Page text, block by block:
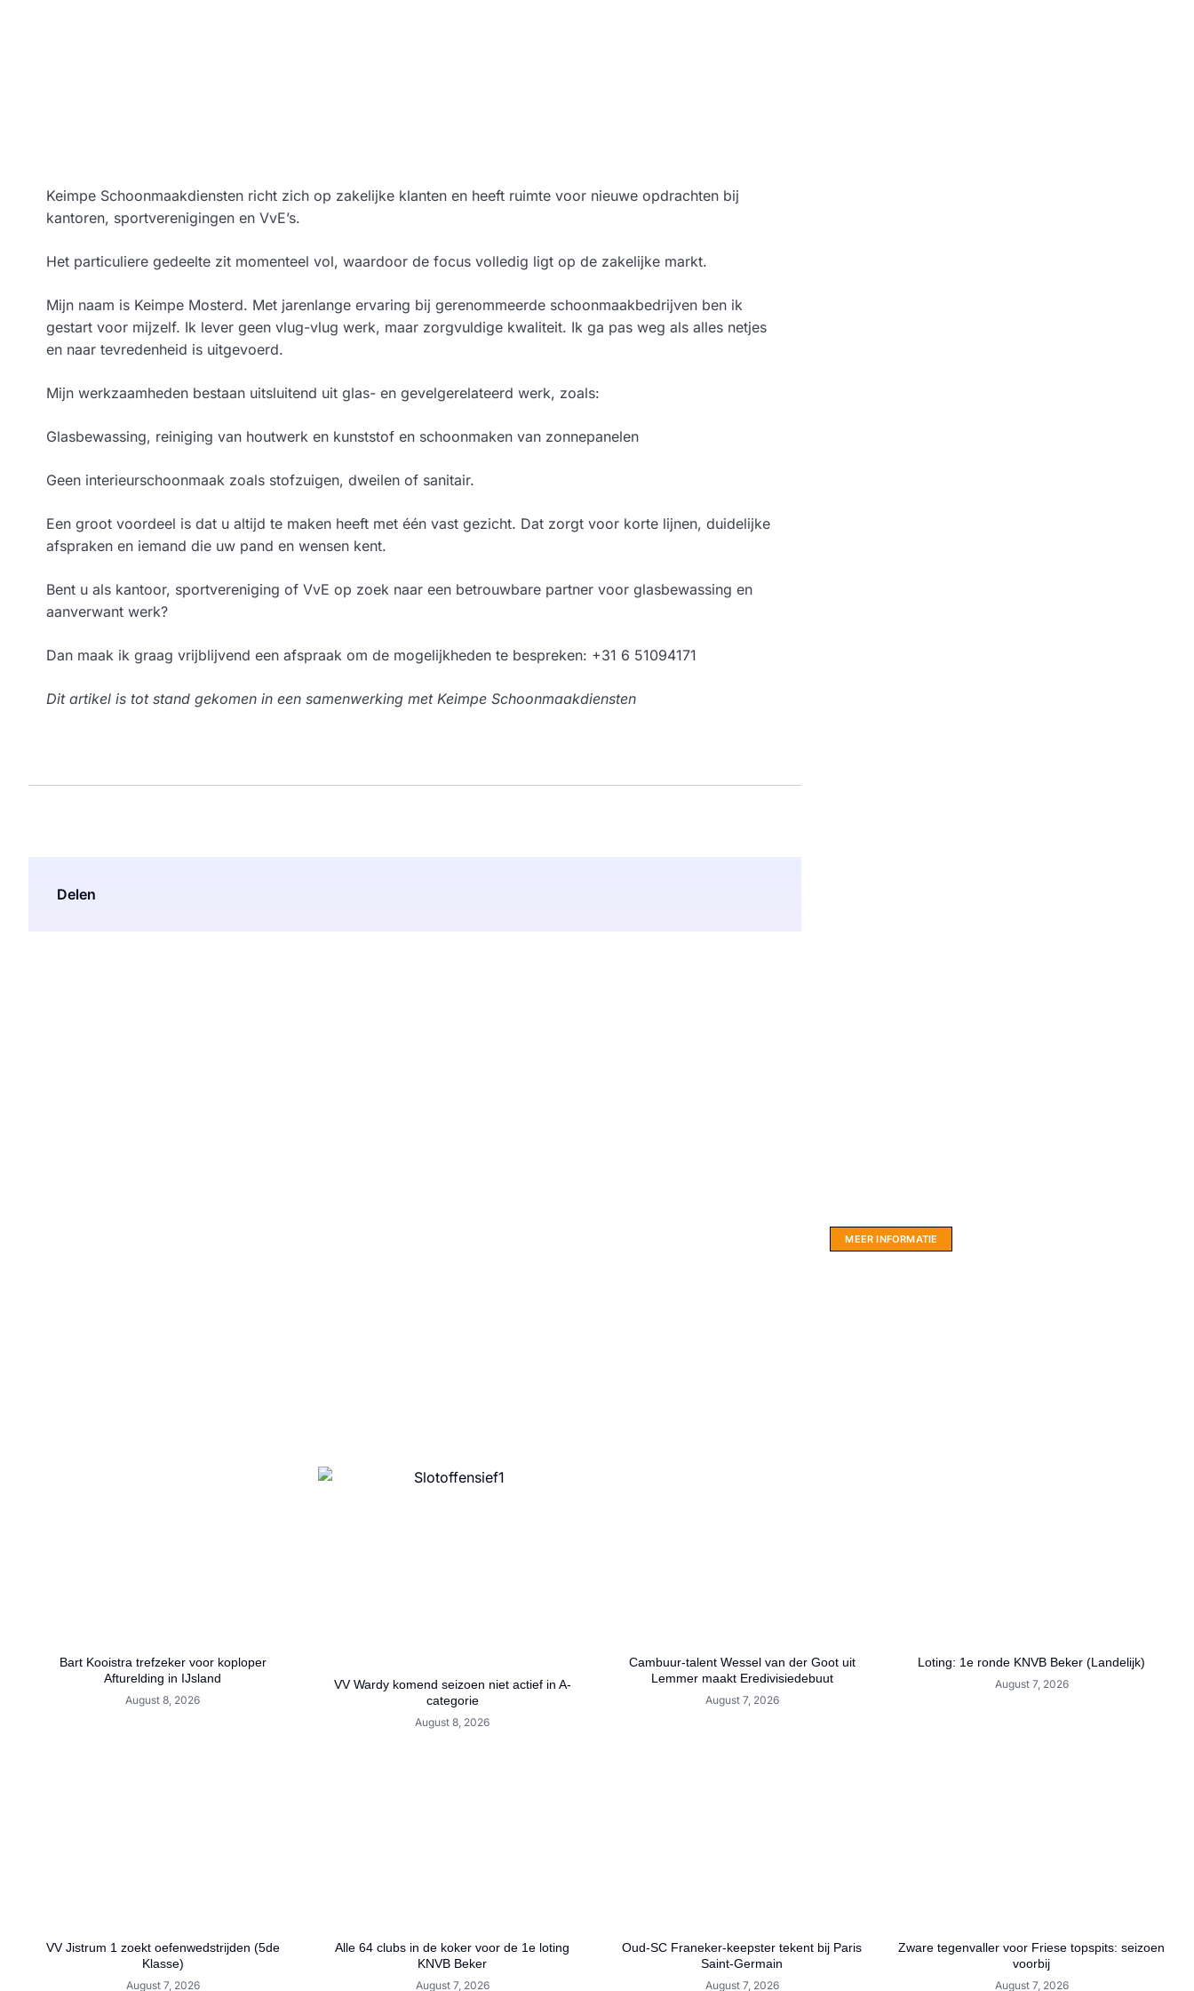
Keimpe Schoonmaakdiensten richt zich op zakelijke klanten en heeft ruimte voor nieuwe opdrachten bij
kantoren, sportverenigingen en VvE’s.
Het particuliere gedeelte zit momenteel vol, waardoor de focus volledig ligt op de zakelijke markt.
Mijn naam is Keimpe Mosterd. Met jarenlange ervaring bij gerenommeerde schoonmaakbedrijven ben ik
gestart voor mijzelf. Ik lever geen vlug-vlug werk, maar zorgvuldige kwaliteit. Ik ga pas weg als alles netjes
en naar tevredenheid is uitgevoerd.
Mijn werkzaamheden bestaan uitsluitend uit glas- en gevelgerelateerd werk, zoals:
Glasbewassing, reiniging van houtwerk en kunststof en schoonmaken van zonnepanelen
Geen interieur­schoonmaak zoals stofzuigen, dweilen of sanitair.
Een groot voordeel is dat u altijd te maken heeft met één vast gezicht. Dat zorgt voor korte lijnen, duidelijke
afspraken en iemand die uw pand en wensen kent.
Bent u als kantoor, sportvereniging of VvE op zoek naar een betrouwbare partner voor glasbewassing en
aanverwant werk?
Dan maak ik graag vrijblijvend een afspraak om de mogelijkheden te bespreken: +31 6 51094171
Dit artikel is tot stand gekomen in een samenwerking met Keimpe Schoonmaakdiensten
Delen
MEER INFORMATIE
Bart Kooistra trefzeker voor koploper
Afturelding in IJsland
August 8, 2026
VV Wardy komend seizoen niet actief in A-
categorie
August 8, 2026
Cambuur-talent Wessel van der Goot uit
Lemmer maakt Eredivisiedebuut
August 7, 2026
Loting: 1e ronde KNVB Beker (Landelijk)
August 7, 2026
VV Jistrum 1 zoekt oefenwedstrijden (5de
Klasse)
August 7, 2026
Alle 64 clubs in de koker voor de 1e loting
KNVB Beker
August 7, 2026
Oud-SC Franeker-keepster tekent bij Paris
Saint-Germain
August 7, 2026
Zware tegenvaller voor Friese topspits: seizoen
voorbij
August 7, 2026